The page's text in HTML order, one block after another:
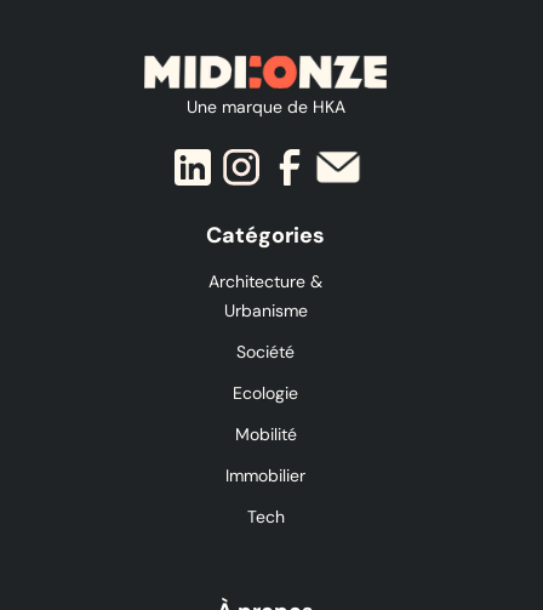
Une marque de HKA
Catégories
Architecture &
Urbanisme
Société
Ecologie
Mobilité
Immobilier
Tech